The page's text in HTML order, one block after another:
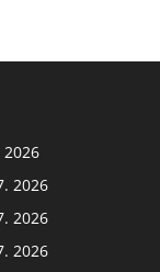
2026
2026
2026